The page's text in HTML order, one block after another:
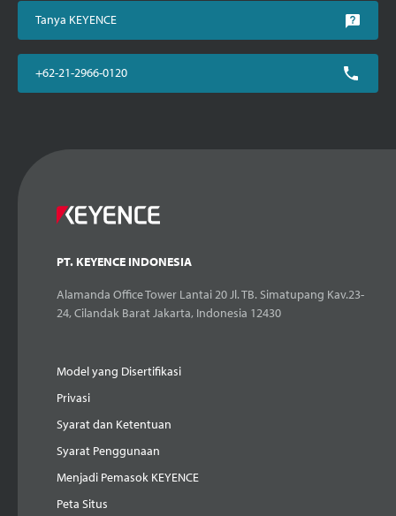
Tanya KEYENCE
+62-21-2966-0120
PT. KEYENCE INDONESIA
Alamanda Office Tower Lantai 20 Jl. TB. Simatupang Kav.23-
24, Cilandak Barat Jakarta, Indonesia 12430
Model yang Disertifikasi
Privasi
Syarat dan Ketentuan
Syarat Penggunaan
Menjadi Pemasok KEYENCE
Peta Situs